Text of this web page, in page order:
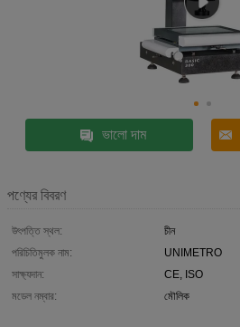
ভালো দাম
পণ্যের বিবরণ
উৎপত্তি স্থল:
চীন
পরিচিতিমুলক নাম:
UNIMETRO
সাক্ষ্যদান:
CE, ISO
মডেল নম্বার:
মৌলিক